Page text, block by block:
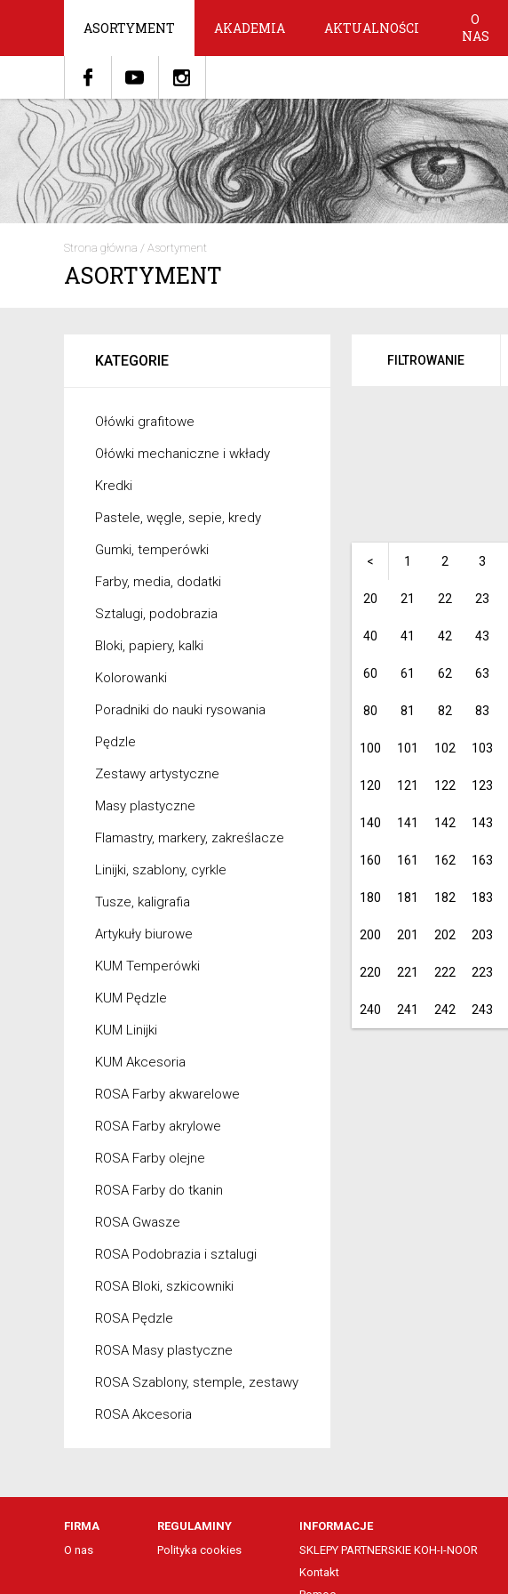
ASORTYMENT AKADEMIA AKTUALNOŚCI
O
NAS
Strona główna / Asortyment
ASORTYMENT
FILTROWANIE
< 1 2 3
20 21 22 23
40 41 42 43
60 61 62 63
80 81 82 83
100 101 102 103
120 121 122 123
140 141 142 143
160 161 162 163
180 181 182 183
200 201 202 203
220 221 222 223
240 241 242 243
KATEGORIE
Ołówki grafitowe
Ołówki mechaniczne i wkłady
Kredki
Pastele, węgle, sepie, kredy
Gumki, temperówki
Farby, media, dodatki
Sztalugi, podobrazia
Bloki, papiery, kalki
Kolorowanki
Poradniki do nauki rysowania
Pędzle
Zestawy artystyczne
Masy plastyczne
Flamastry, markery, zakreślacze
Linijki, szablony, cyrkle
Tusze, kaligrafia
Artykuły biurowe
KUM Temperówki
KUM Pędzle
KUM Linijki
KUM Akcesoria
ROSA Farby akwarelowe
ROSA Farby akrylowe
ROSA Farby olejne
ROSA Farby do tkanin
ROSA Gwasze
ROSA Podobrazia i sztalugi
ROSA Bloki, szkicowniki
ROSA Pędzle
ROSA Masy plastyczne
ROSA Szablony, stemple, zestawy
ROSA Akcesoria
FIRMA
O nas
REGULAMINY
Polityka cookies
INFORMACJE
SKLEPY PARTNERSKIE KOH-I-NOOR
Kontakt